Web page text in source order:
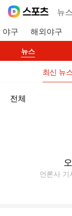
뉴스
야구 해외야구
뉴스
최신 뉴
전체
언론사 기